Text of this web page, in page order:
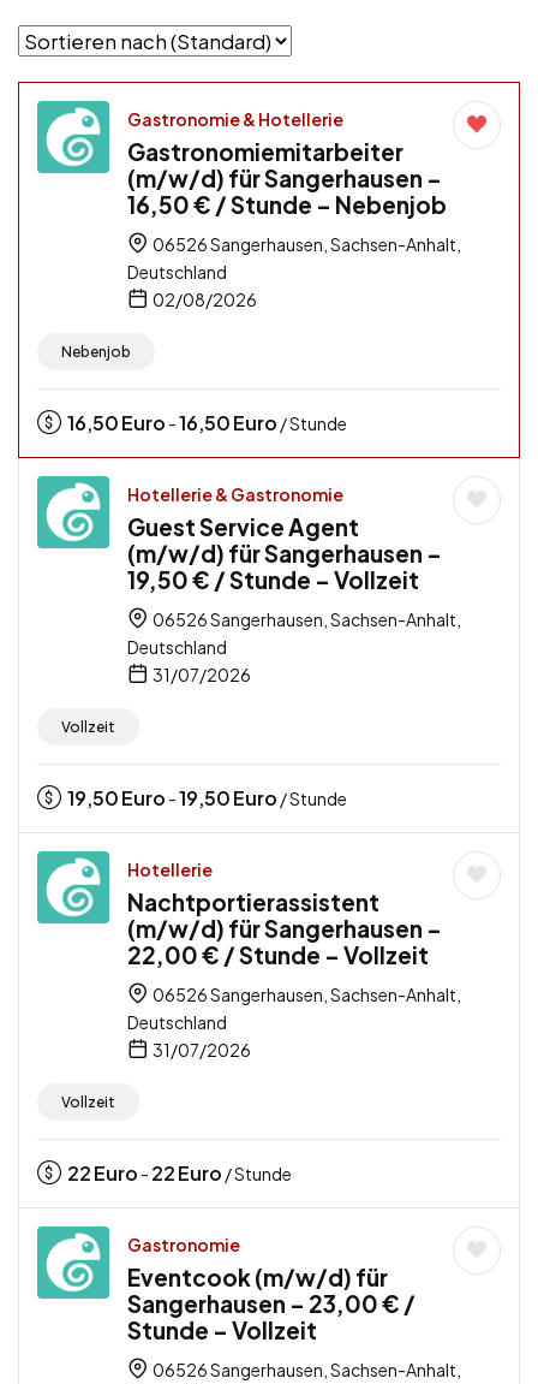
Gastronomie & Hotellerie
Gastronomiemitarbeiter
(m/w/d) für Sangerhausen –
16,50 € / Stunde – Nebenjob
06526 Sangerhausen, Sachsen-Anhalt,
Deutschland
02/08/2026
Nebenjob
16,50Euro -16,50Euro / Stunde
Hotellerie & Gastronomie
Guest Service Agent
(m/w/d) für Sangerhausen –
19,50 € / Stunde – Vollzeit
06526 Sangerhausen, Sachsen-Anhalt,
Deutschland
31/07/2026
Vollzeit
19,50Euro -19,50Euro / Stunde
Hotellerie
Nachtportierassistent
(m/w/d) für Sangerhausen –
22,00 € / Stunde – Vollzeit
06526 Sangerhausen, Sachsen-Anhalt,
Deutschland
31/07/2026
Vollzeit
22Euro - 22Euro / Stunde
Gastronomie
Eventcook (m/w/d) für
Sangerhausen – 23,00 € /
Stunde – Vollzeit
06526 Sangerhausen, Sachsen-Anhalt,